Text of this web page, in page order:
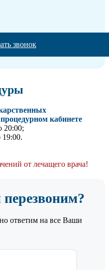
звонок
кабинете
20:00;
19:00.
от лечащего врача!
ответим на все Ваши